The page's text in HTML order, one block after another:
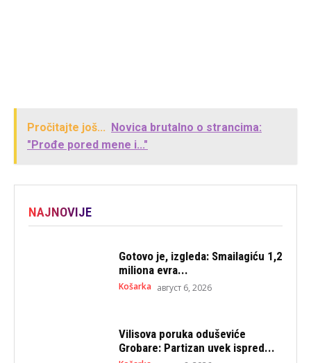
Pročitajte još... Novica brutalno o strancima:
"Prođe pored mene i..."
NAJNOVIJE
Gotovo je, izgleda: Smailagiću 1,2
miliona evra...
Košarka август 6, 2026
Vilisova poruka oduševiće
Grobare: Partizan uvek ispred...